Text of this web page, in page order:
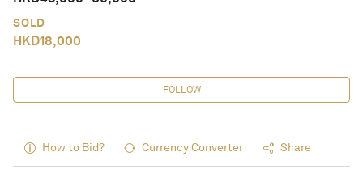
SOLD
HKD18,000
FOLLOW
How to Bid? Currency Converter Share